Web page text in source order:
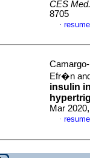
CES Med.
8705
·
Efr�n
insulin
Mar
·